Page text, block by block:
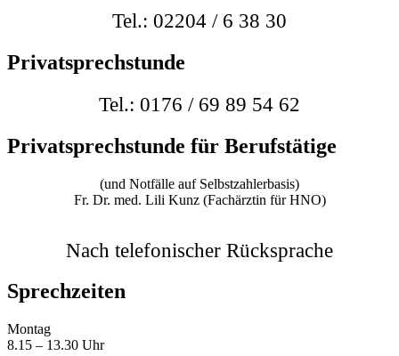
Tel.: 02204 / 6 38 30
Privatsprechstunde
Tel.: 0176 / 69 89 54 62
Privatsprechstunde für Berufstätige
(und Notfälle auf Selbstzahlerbasis)
Fr. Dr. med. Lili Kunz (Fachärztin für HNO)
Nach telefonischer Rücksprache
Sprechzeiten
Montag
8.15 – 13.30 Uhr